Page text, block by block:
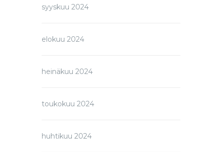
syyskuu 2024
elokuu 2024
heinäkuu 2024
toukokuu 2024
huhtikuu 2024